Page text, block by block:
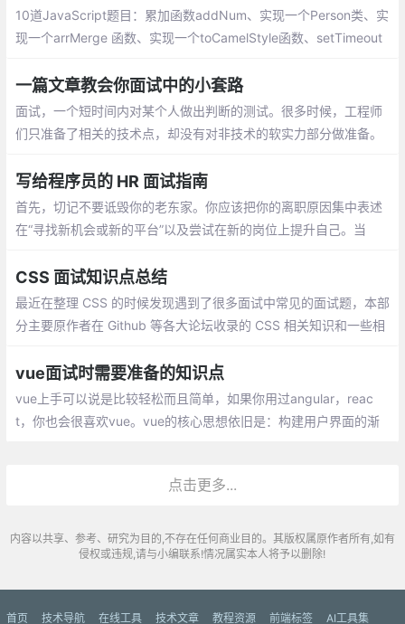
再学习
10道JavaScript题目：累加函数addNum、实现一个Person类、实
现一个arrMerge 函数、实现一个toCamelStyle函数、setTimeout
对象自身的属性
一篇文章教会你面试中的小套路
面试，一个短时间内对某个人做出判断的测试。很多时候，工程师
们只准备了相关的技术点，却没有对非技术的软实力部分做准备。
中尤为关键。鉴于当前业界也没有特别契合的攻略文档，仅有有几
篇文章还是HR写的，特有此文
写给程序员的 HR 面试指南
首先，切记不要诋毁你的老东家。你应该把你的离职原因集中表述
在“寻找新机会或新的平台”以及尝试在新的岗位上提升自己。当
CSS 面试知识点总结
最近在整理 CSS 的时候发现遇到了很多面试中常见的面试题，本部
分主要原作者在 Github 等各大论坛收录的 CSS 相关知识和一些相
以来一次全方位的检漏和排查
vue面试时需要准备的知识点
vue上手可以说是比较轻松而且简单，如果
你用过angular，react，你也会很喜欢vu
么新建的文件是结构是template script styl
点击更多...
内容以共享、参考、研究为目的,不存在任何商业目的。其版权属原作者所有,如有
侵权或违规,请与小编联系!情况属实本人将予以删除!
首页 技术导航 在线工具 技术文章 教程资源 前端标签 AI工具集